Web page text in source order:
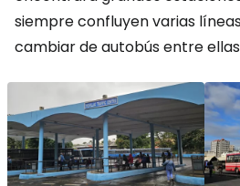
siempre confluyen varias
cambiar de autobús entre